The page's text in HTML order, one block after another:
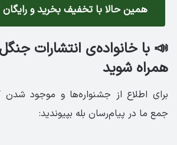
همین حالا با تخفیف بخرید و
📣 با خانواده‌ی انتشارات
همراه شوید
برای اطلاع از جشنواره‌ها و موجود شدن
جمع ما در پیام‌رسان بله بپیوندید: